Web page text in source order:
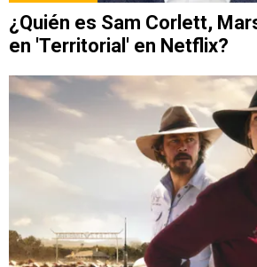
¿Quién es Sam Corlett,
en 'Territorial' en Netflix?